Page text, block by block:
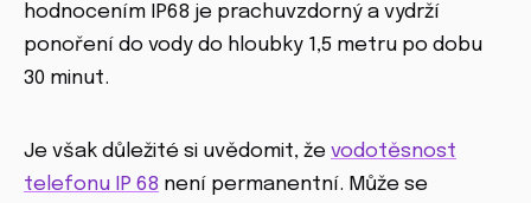
hodnocením IP68 je prachuvzdorný a vydrží
ponoření do vody do hloubky 1,5 metru po dobu
30 minut.
Je však důležité si uvědomit, že vodotěsnost
telefonu IP 68 není permanentní. Může se